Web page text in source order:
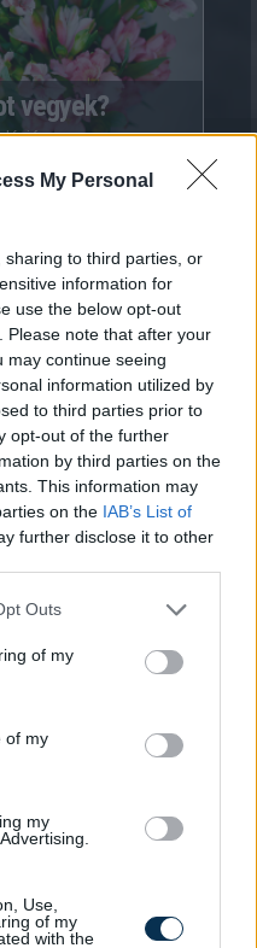
My Personal
to third parties, or
information for
use the below opt-out
Please note that after your
may continue seeing
information utilized by
to third parties prior to
opt-out of the further
by third parties on the
This information may
on the IAB’s List of
further disclose it to other
uses one or more Google
You may click to
its third-party tags to
purposes in below Google
Outs
of my
of my
my
Use,
of my
with the
vegyek?
csaj?